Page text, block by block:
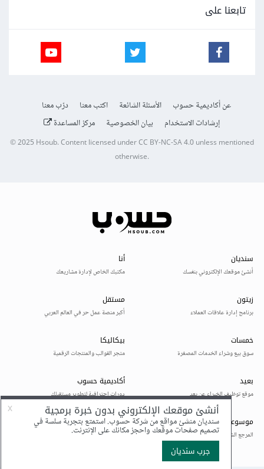
تابعنا على
عن أكاديمية حسوب الأسئلة الشائعة اكتب معنا
درّب معنا
إرشادات الاستخدام
بيان الخصوصية مركز المساعدة
© 2025Hsoub.Content licensed underCC BY-NC-SA 4.0unless mentioned
otherwise.